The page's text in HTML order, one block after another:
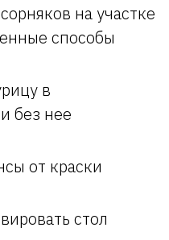
на участке
способы
в
без нее
от краски
стол